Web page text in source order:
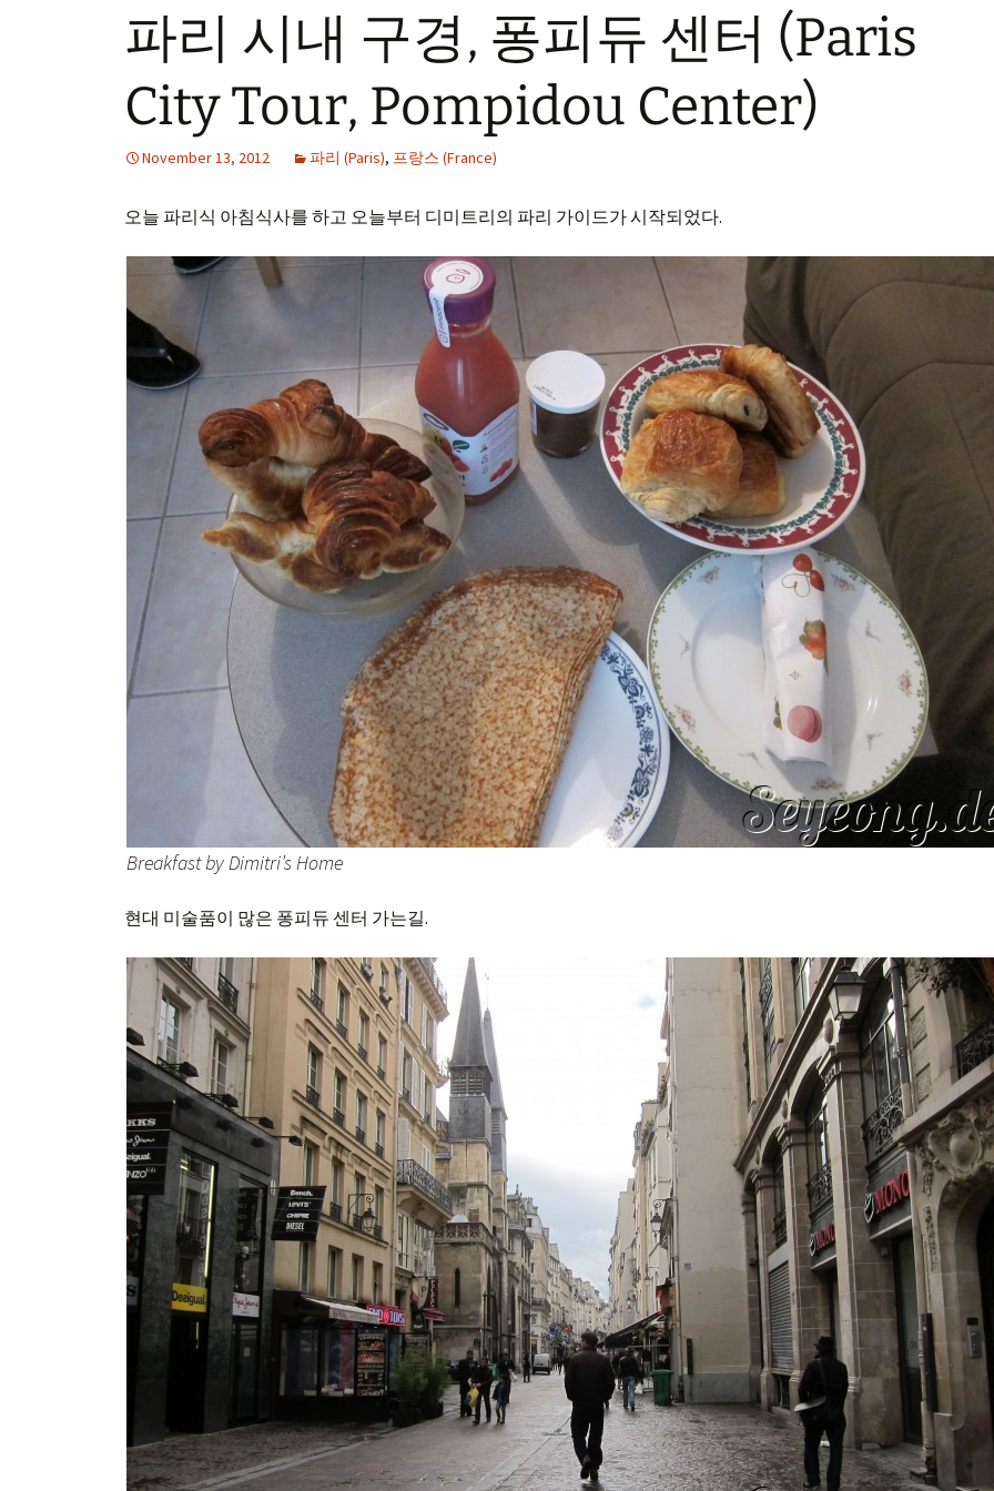
파리 시내 구경, 퐁피듀 센터 (Paris
City Tour, Pompidou Center)
November 13, 2012 파리 (Paris), 프랑스 (France)
오늘 파리식 아침식사를 하고 오늘부터 디미트리의 파리 가이드가 시작되었다.
Breakfast by Dimitri’s Home
현대 미술품이 많은 퐁피듀 센터 가는길.